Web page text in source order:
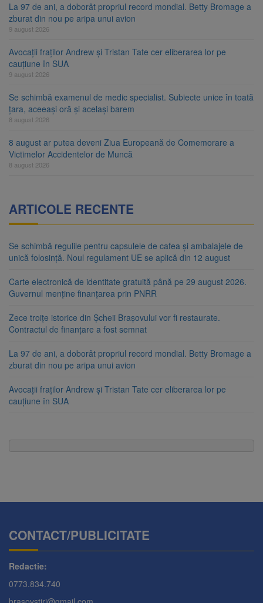
La 97 de ani, a doborât propriul record mondial. Betty Bromage a
zburat din nou pe aripa unui avion
9 august 2026
Avocații fraților Andrew și Tristan Tate cer eliberarea lor pe
cauțiune în SUA
9 august 2026
Se schimbă examenul de medic specialist. Subiecte unice în toată
țara, aceeași oră și același barem
8 august 2026
8 august ar putea deveni Ziua Europeană de Comemorare a
Victimelor Accidentelor de Muncă
8 august 2026
ARTICOLE RECENTE
Se schimbă regulile pentru capsulele de cafea și ambalajele de
unică folosință. Noul regulament UE se aplică din 12 august
Carte electronică de identitate gratuită până pe 29 august 2026.
Guvernul menține finanțarea prin PNRR
Zece troițe istorice din Șcheii Brașovului vor fi restaurate.
Contractul de finanțare a fost semnat
La 97 de ani, a doborât propriul record mondial. Betty Bromage a
zburat din nou pe aripa unui avion
Avocații fraților Andrew și Tristan Tate cer eliberarea lor pe
cauțiune în SUA
CONTACT/PUBLICITATE
Redactie:
0773.834.740